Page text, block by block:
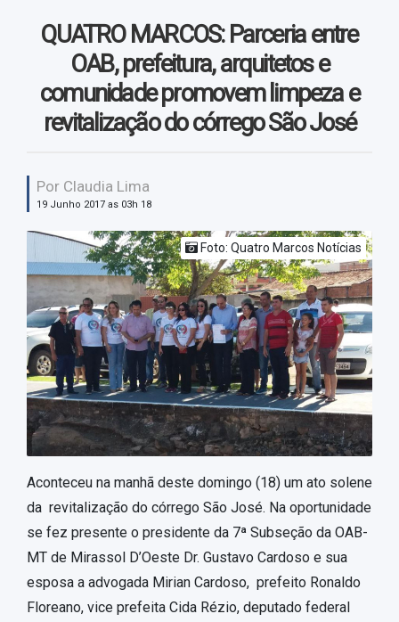
Vídeos
QUATRO MARCOS: Parceria entre
OAB, prefeitura, arquitetos e
comunidade promovem limpeza e
revitalização do córrego São José
Por Claudia Lima
19 Junho 2017 as 03h 18
Foto: Quatro Marcos Notícias
Aconteceu na manhã deste domingo (18) um ato solene
da revitalização do córrego São José. Na oportunidade
se fez presente o presidente da 7ª Subseção da OAB-
MT de Mirassol D’Oeste Dr. Gustavo Cardoso e sua
esposa a advogada Mirian Cardoso, prefeito Ronaldo
Floreano, vice prefeita Cida Rézio, deputado federal